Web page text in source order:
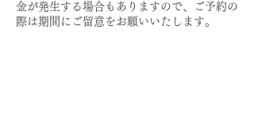
金が発生する場合もありますので、ご予約の
際は期間にご留意をお願いいたします。